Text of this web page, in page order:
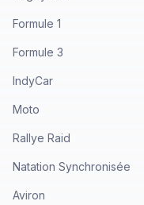
Formule 1
Formule 3
IndyCar
Moto
Rallye Raid
Natation Synchronisée
Aviron